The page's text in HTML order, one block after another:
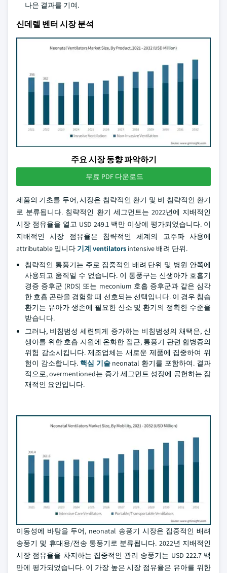
나은 결과를 기여.
신데렐 벤터 시장 분석
주요 시장 동향 파악하기
무료 PDF 다운로드
제품의 기초를 두어, 시장은 침략적인 환기 및 비 침략적인 환기
로 분류됩니다. 침략적인 환기 세그먼트는 2022년에 지배적인
시장 점유율을 열고 USD 249.1 백만 이상에 평가되었습니다. 이
지배적인 시장 점유율은 침략적인 체계의 고주파 사용에
attributable 입니다 기계 ventilators intensive 배려 단위.
침략적인 통풍기는 주로 집중적인 배려 단위 및 병원 안쪽에
사용되고 움직일 수 없습니다. 이 통풍구는 신생아가 호흡기
경증 증후군 (RDS) 또는 meconium 호흡 증후군과 같은 심각
한 호흡 곤란을 경험할 때 선호되는 선택입니다. 이 경우 침습
환기는 유아가 생존에 필요한 산소 및 환기의 정확한 수준을
받습니다.
그러나, 비침범성 세련되게 증가하는 비침범성의 채택은, 신
생아를 위한 호흡 지원에 온화한 접근, 통풍기 관련 합병증의
위험 감소시킵니다. 제조업체는 새로운 제품에 집중하여 위
험이 감소합니다. 핵심 기술neonatal 환기를 포함하여. 결과
적으로, overmentioned는 증가 세그먼트 성장에 공헌하는 잠
재적인 요인입니다.
이동성에 바탕을 두어, neonatal 송풍기 시장은 집중적인 배려
송풍기 및 휴대용/전송 통풍기로 분류됩니다. 2022년 지배적인
시장 점유율을 차지하는 집중적인 관리 송풍기는 USD 222.7 백
만에 평가되었습니다. 이 가장 높은 시장 점유율은 유아를 위한